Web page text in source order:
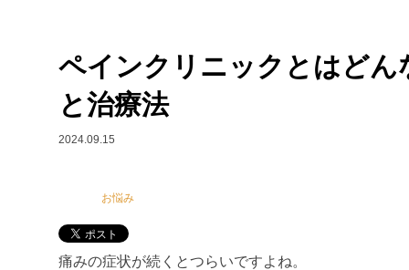
ペインクリニックとはどん
と治療法
2024.09.15
お悩み
痛みの症状が続くとつらいですよね。